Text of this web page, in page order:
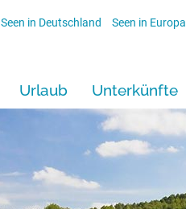
Seen in Deutschland Seen in Europa
Urlaub Unterkünfte